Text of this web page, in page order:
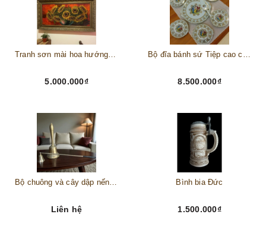
Tranh sơn mài hoa hướng dương châu Âu
5.000.000₫
Bộ đĩa bánh sứ Tiệp cao cấp – Biểu tượng tinh tế cho bàn tiệc thượng lưu
8.500.000₫
Bộ chuông và cây dập nến đồng
Liên hệ
Bình bia Đức
1.500.000₫